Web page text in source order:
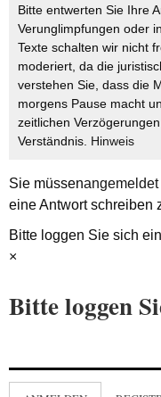
Bitte entwerten Sie Ihre
Verunglimpfungen oder
Texte schalten wir nicht
moderiert, da die
verstehen Sie, dass die
morgens Pause macht
zeitlichen
Verständnis. Hinweis
Sie müssenangemeldet
eine Antwort schreiben
Bitte loggen Sie sich ein
×
Bitte loggen